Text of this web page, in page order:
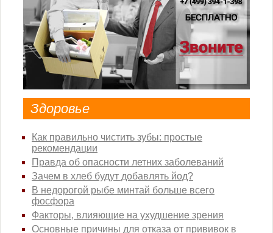
Здоровье
Как правильно чистить зубы: простые
рекомендации
Правда об опасности летних заболеваний
Зачем в хлеб будут добавлять йод?
В недорогой рыбе минтай больше всего
фосфора
Факторы, влияющие на ухудшение зрения
Основные причины для отказа от прививок в